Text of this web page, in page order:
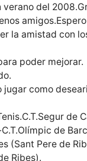
verano del
la amistad con
poder mejorar.
jugar como
de
de
(Sant Pere de
Ribes).